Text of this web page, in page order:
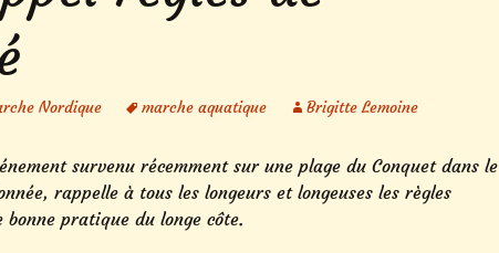
Nordique marche aquatique Brigitte Lemoine
survenu récemment sur une plage du Conquet dans le
rappelle à tous les longeurs et longeuses les règles
bonne pratique du longe côte.